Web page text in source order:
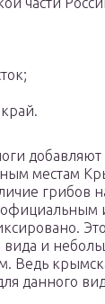
добавляют
местам
грибов
вида и
Ведь
данного